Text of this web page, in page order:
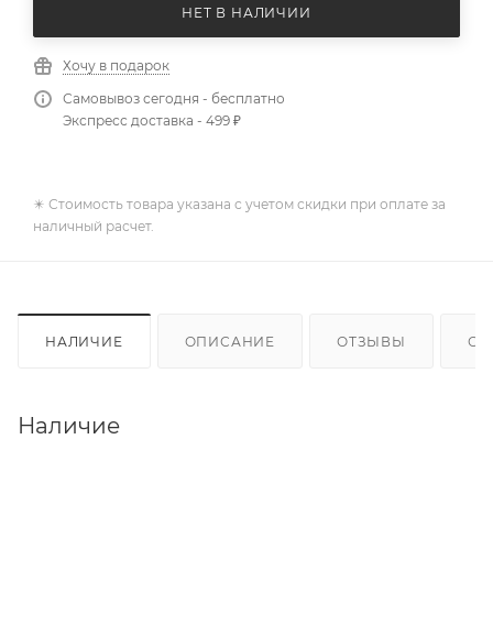
НЕТ В НАЛИЧИИ
Хочу в подарок
Самовывоз сегодня - бесплатно
Экспресс доставка - 499 ₽
✴️ Стоимость товара указана с учетом скидки при оплате за
наличный расчет.
НАЛИЧИЕ ОПИСАНИЕ ОТЗЫВЫ
Наличие